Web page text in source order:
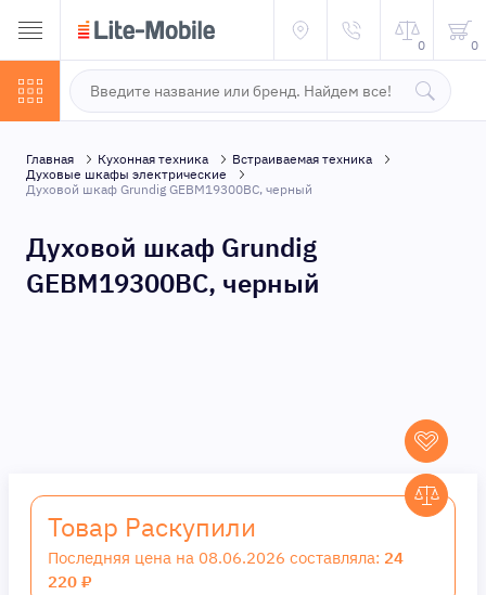
0 0
Главная Кухонная техника
Встраиваемая техника
Духовые шкафы электрические
Духовой шкаф Grundig GEBM19300BC, черный
Духовой шкаф Grundig
GEBM19300BC, черный
Товар Раскупили
Последняя цена на 08.06.2026 составляла: 24
220 ₽